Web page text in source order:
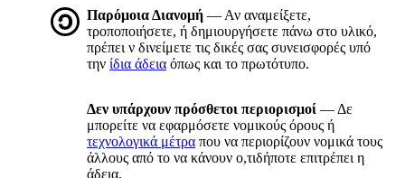
Παρόμοια Διανομή — Αν αναμείξετε,
τροποποιήσετε, ή δημιουργήσετε πάνω στο υλικό,
πρέπει ν δινείμετε τις δικές σας συνεισφορές υπό
την ίδια άδεια όπως και το πρωτότυπο.
Δεν υπάρχουν πρόσθετοι περιορισμοί — Δε
μπορείτε να εφαρμόσετε νομικούς όρους ή
τεχνολογικά μέτρα που να περιορίζουν νομικά τους
άλλους από το να κάνουν ο,τιδήποτε επιτρέπει η
άδεια.